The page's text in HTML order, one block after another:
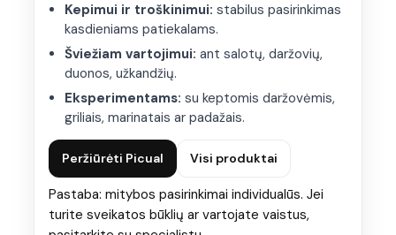
troškinimui, virimuiir vartojimui šviežiai.
Nors dažniausiai pasirenkamas kasdienai, jis puikiai tinka
eksperimentams– nuo daržovių iki mėsos ar žuvies.
Kepimui Kasdienai Eksperimentams
Kepimui ir troškinimui: stabilus pasirinkimas
kasdieniams patiekalams.
Šviežiam vartojimui: ant salotų, daržovių,
duonos, užkandžių.
Eksperimentams: su keptomis daržovėmis,
griliais, marinatais ar padažais.
Peržiūrėti Picual Visi produktai
Pastaba: mitybos pasirinkimai individualūs. Jei
turite sveikatos būklių ar vartojate vaistus,